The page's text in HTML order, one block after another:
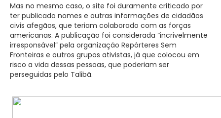
Mas no mesmo caso, o site foi duramente criticado por
ter publicado nomes e outras informações de cidadãos
civis afegãos, que teriam colaborado com as forças
americanas. A publicação foi considerada “incrivelmente
irresponsável” pela organização Repórteres Sem
Fronteiras e outros grupos ativistas, já que colocou em
risco a vida dessas pessoas, que poderiam ser
perseguidas pelo Talibã.